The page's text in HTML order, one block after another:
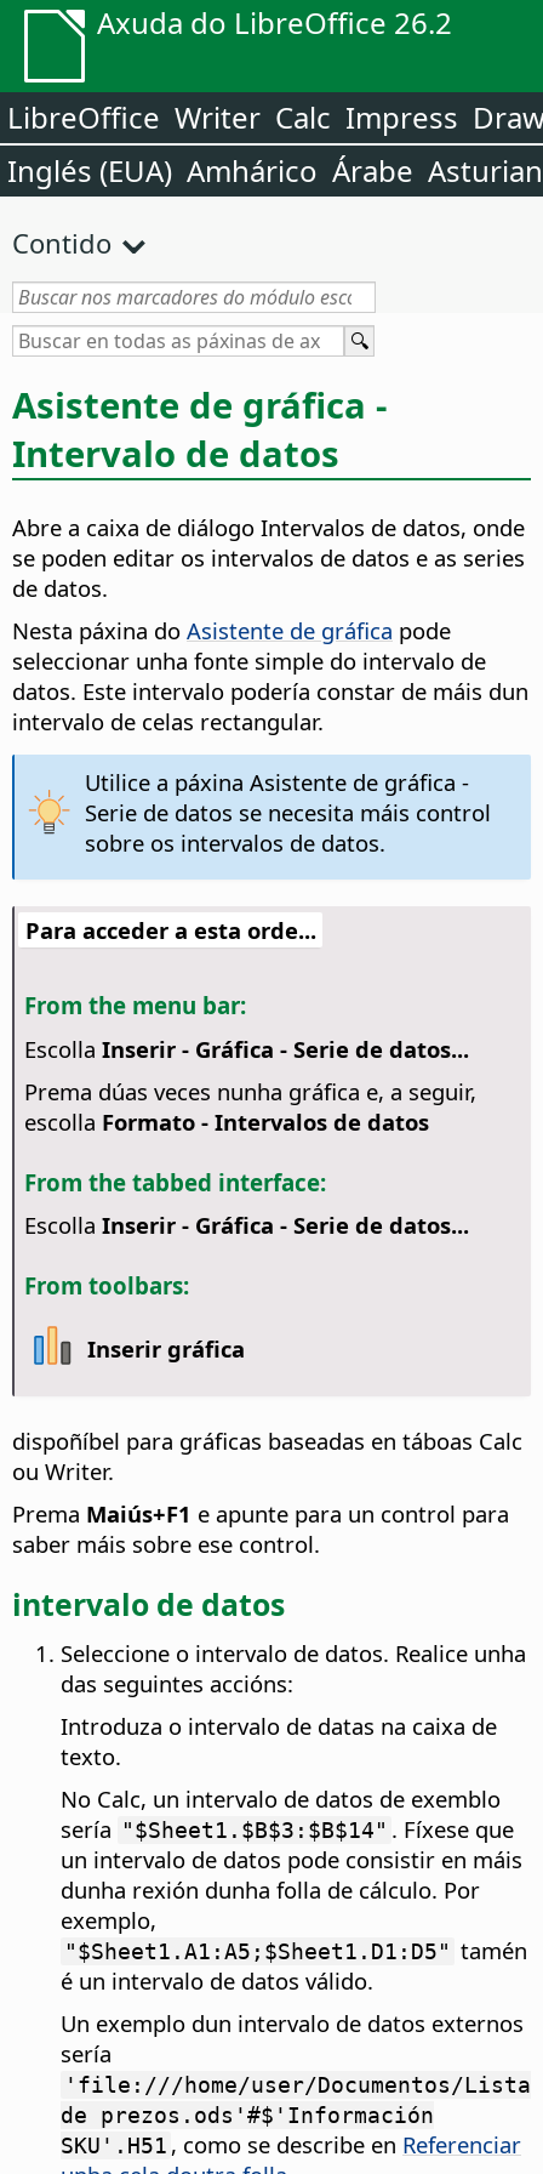
Axuda do LibreOffice 26.2
LibreOffice Writer Calc Impress
Inglés (EUA) Amhárico Árabe
Contido
Asistente de gráfica -
Intervalo de datos
Abre a caixa de diálogo Intervalos de datos, onde
se poden editar os intervalos de datos e as series
de datos.
Nesta páxina do Asistente de gráfica pode
seleccionar unha fonte simple do intervalo de
datos. Este intervalo podería constar de máis dun
intervalo de celas rectangular.
Utilice a páxina Asistente de gráfica -
Serie de datos se necesita máis control
sobre os intervalos de datos.
Para acceder a esta orde...
From the menu bar:
Escolla Inserir - Gráfica - Serie de datos...
Prema dúas veces nunha gráfica e, a seguir,
escolla Formato - Intervalos de datos
From the tabbed interface:
Escolla Inserir - Gráfica - Serie de datos...
From toolbars:
Inserir gráfica
dispoñíbel para gráficas baseadas en táboas Calc
ou Writer.
Prema Maiús+F1 e apunte para un control para
saber máis sobre ese control.
intervalo de datos
Seleccione o intervalo de datos. Realice unha
das seguintes accións:
Introduza o intervalo de datas na caixa de
texto.
No Calc, un intervalo de datos de exemblo
sería "$Sheet1.$B$3:$B$14" . Fíxese que
un intervalo de datos pode consistir en máis
dunha rexión dunha folla de cálculo. Por
exemplo,
"$Sheet1.A1:A5;$Sheet1.D1:D5" tamén
é un intervalo de datos válido.
Un exemplo dun intervalo de datos externos
sería
'file:///home/user/Documentos/Lista
de prezos.ods'#$'Información
SKU'.H51 , como se describe en Referenciar